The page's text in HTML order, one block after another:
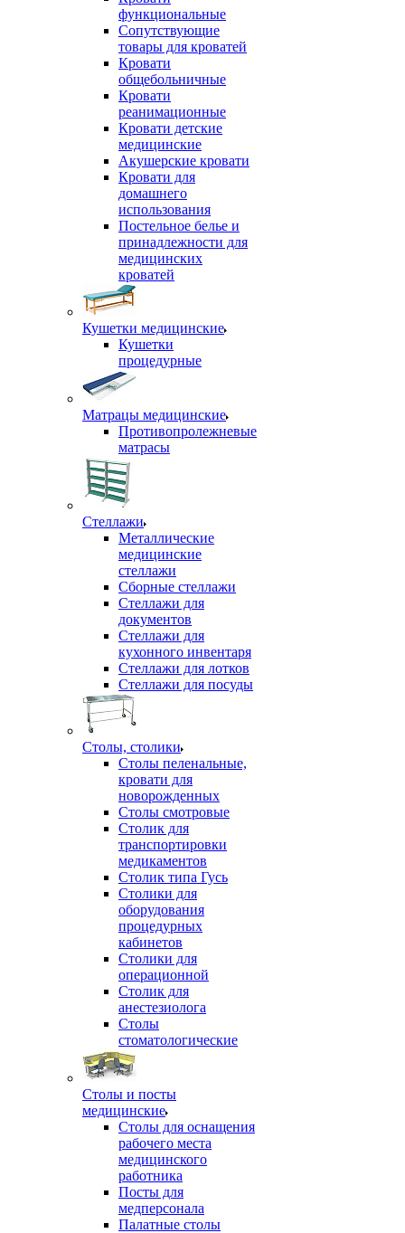
функциональные
Сопутствующие
товары для кроватей
Кровати
общебольничные
Кровати
реанимационные
Кровати детские
медицинские
Акушерские кровати
Кровати для
домашнего
использования
Постельное белье и
принадлежности для
медицинских
кроватей
Кушетки медицинские
Кушетки
процедурные
Матрацы медицинские
Противопролежневые
матрасы
Стеллажи
Металлические
медицинские
стеллажи
Сборные стеллажи
Стеллажи для
документов
Стеллажи для
кухонного инвентаря
Стеллажи для лотков
Стеллажи для посуды
Столы, столики
Столы пеленальные,
кровати для
новорожденных
Столы смотровые
Столик для
транспортировки
медикаментов
Столик типа Гусь
Столики для
оборудования
процедурных
кабинетов
Столики для
операционной
Столик для
анестезиолога
Столы
стоматологические
Столы и посты
медицинские
Столы для оснащения
рабочего места
медицинского
работника
Посты для
медперсонала
Палатные столы